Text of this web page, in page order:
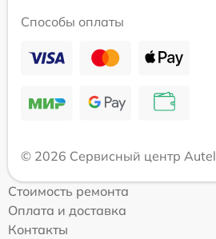
Способы оплаты
© 2026 Сервисный центр Autel
Стоимость ремонта
Оплата и доставка
Контакты